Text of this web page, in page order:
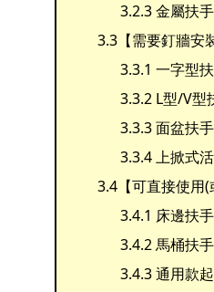
3.2.3 金屬扶手
3.3【需要釘牆安
3.3.1 一字型
3.3.2 L型/V型
3.3.3 面盆扶手
3.3.4 上掀式
3.4【可直接使用(
3.4.1 床邊扶手
3.4.2 馬桶扶手
3.4.3 通用款